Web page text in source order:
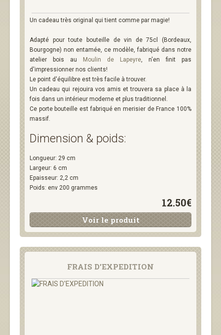
Un cadeau très original qui tient comme par magie!
Adapté pour toute bouteille de vin de 75cl (Bordeaux,
Bourgogne) non entamée, ce modèle, fabriqué dans notre
atelier bois au
Moulin de Lapeyre, n'en finit pas
d'impressionner nos clients!
Le point d'équilibre est très facile à trouver.
Un cadeau qui rejouira vos amis et trouvera sa place à la
fois dans un intérieur moderne et plus traditionnel.
Ce porte bouteille est fabriqué en merisier de France 100%
massif.
Dimension & poids:
Longueur: 29 cm
Largeur: 6 cm
Epaisseur: 2,2 cm
Poids: env 200 grammes
12.50€
Voir le produit
FRAIS D'EXPEDITION